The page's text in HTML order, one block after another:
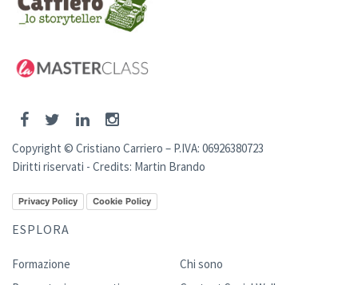
Copyright © Cristiano Carriero – P.IVA: 06926380723
Diritti riservati - Credits: Martin Brando
Privacy Policy Cookie Policy
ESPLORA
Formazione
Chi sono